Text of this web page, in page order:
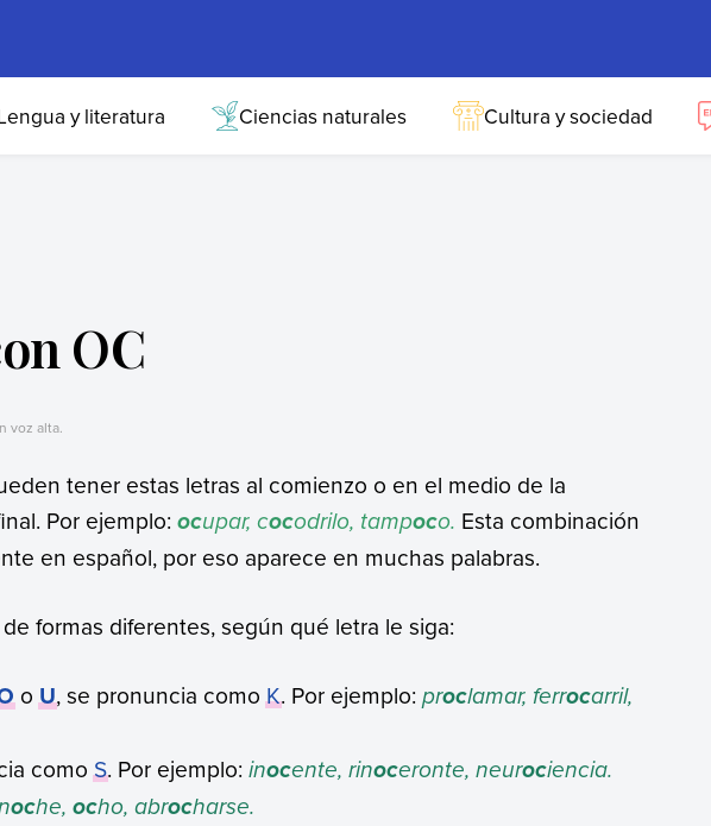
y literatura Ciencias naturales Cultura y sociedad
OC
voz alta.
tener estas letras al comienzo o en el medio de la
Por ejemplo: ocupar, cocodrilo, tampoco. Esta combinación
en español, por eso aparece en muchas palabras.
formas diferentes, según qué letra le siga:
oU, se pronuncia comoK. Por ejemplo:proclamar, ferrocarril,
comoS. Por ejemplo: inocente, rinoceronte, neurociencia.
oche,ocho, abrocharse.